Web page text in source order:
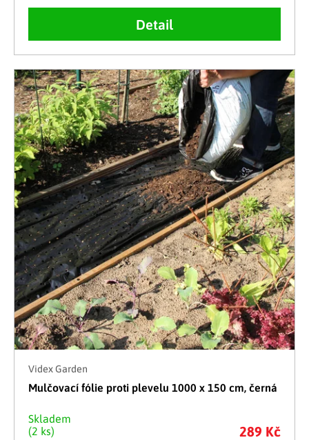
Detail
Videx Garden
Mulčovací fólie proti plevelu 1000 x 150 cm, černá
Skladem
(2 ks)
289 Kč